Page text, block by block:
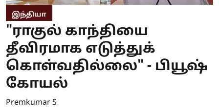
இந்தியா
"ராகுல் காந்தியை
தீவிரமாக எடுத்துக்
கொள்வதில்லை" - பியூஷ்
கோயல்
Premkumar S